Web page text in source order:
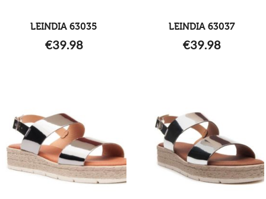
LEINDIA 63035
€39.98
LEINDIA 63037
€39.98